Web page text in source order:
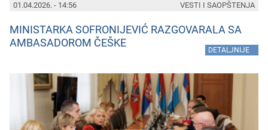
01.04.2026. - 14:56
MINISTARKA SOFRONIJEVIĆ RAZGOVARALA SA
AMBASADOROM ČEŠKE
DETALJNIJE
VESTI I SAOPŠTENJA